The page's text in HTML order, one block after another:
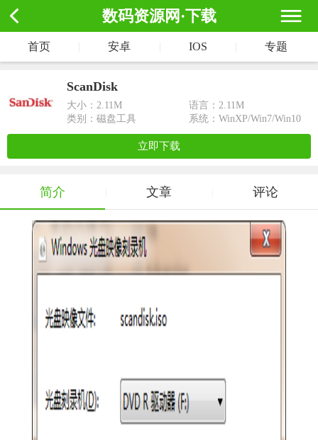
数码资源网·下载
首页 安卓 IOS 专题
ScanDisk
大小： 2.11M
语言：2.11M
类别：磁盘工具
系统：WinXP/Win7/Win10
立即下载
简介 文章 评论